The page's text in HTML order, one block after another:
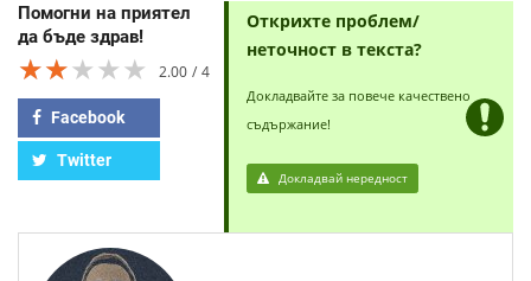
Помогни на приятел
да бъде здрав!
★★★★★
★★★★★
★★★★★ 2.00 4
Facebook
Twitter
Открихте проблем/
неточност в текста?
Докладвайте за повече качествено
съдържание!
Докладвай нередност